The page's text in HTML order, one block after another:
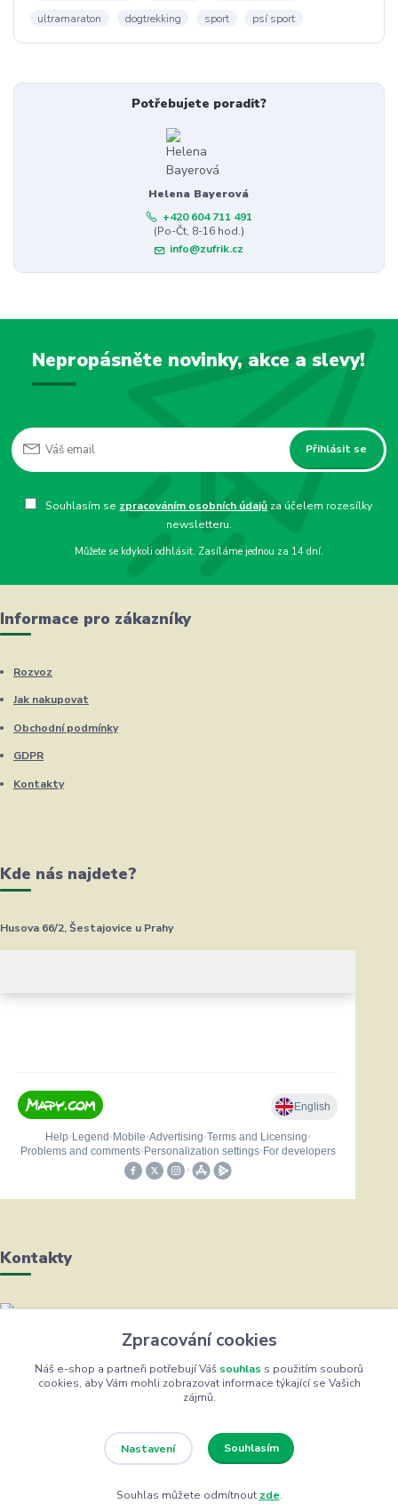
ultramaraton
dogtrekking sport psí sport
Potřebujete poradit?
Helena Bayerová
+420 604 711 491
(Po-Čt, 8-16 hod.)
info@zufrik.cz
Nepropásněte novinky, akce a slevy!
Přihlásit se
Souhlasím se zpracováním osobních údajů za účelem rozesílky
newsletteru.
Můžete se kdykoli odhlásit. Zasíláme jednou za 14 dní.
Informace pro zákazníky
Rozvoz
Jak nakupovat
Obchodní podmínky
GDPR
Kontakty
Kde nás najdete?
Husova 66/2, Šestajovice u Prahy
Kontakty
Helena Bayerová
+420 604 711 491
(Po-Čt, 8-16 hod.)
Eshop ŽUFRIK.cz © Copyright 2012 - 2026
Zpracování cookies
Náš e-shop a partneři potřebují Váš souhlas s použitím souborů
cookies, aby Vám mohli zobrazovat informace týkající se Vašich
zájmů.
Nastavení Souhlasím
Souhlas můžete odmítnout zde.